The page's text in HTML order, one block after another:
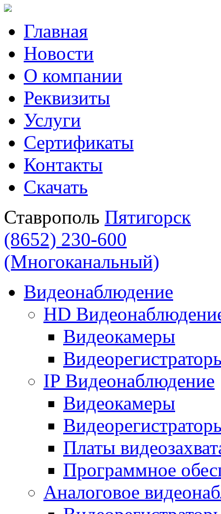
Главная
Новости
О компании
Реквизиты
Услуги
Сертификаты
Контакты
Скачать
Ставрополь Пятигорск
(8652) 230-600
(Многоканальный)
Видеонаблюдение
HD
Видеокамеры
IP Видеонаблюдение
Видеокамеры
Платы
Программное
Аналоговое